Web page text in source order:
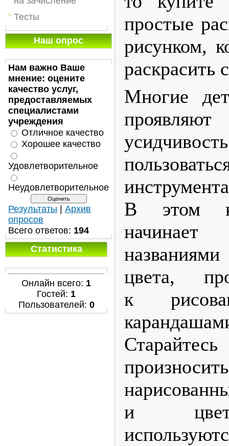
Тесты
Наш опрос
Нам важно Ваше
мнение: оцените
качество услуг,
предоставляемых
специалистами
учреждения
Отличное качество
Хорошее качество
Удовлетворительное
Неудовлетворительное
Результаты
Архив
опросов
Всего ответов: 194
Статистика
Онлайн всего: 1
Гостей: 1
Пользователей: 0
простые
рисунком,
раскрасить
Многие
В этом
начинает
цвета,
к
и